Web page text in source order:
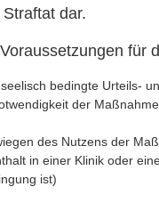
dar.
für
bedingte Urteils-
der
des Nutzens der
in einer Klinik oder
ist)